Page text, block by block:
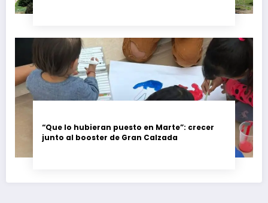
“Que lo hubieran puesto en Marte”: crecer
junto al booster de Gran Calzada